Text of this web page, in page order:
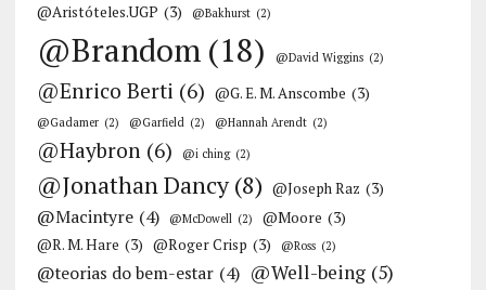
@Aristóteles.UGP (3) @Bakhurst (2)
@Brandom (18) @David Wiggins (2)
@Enrico Berti (6) @G. E. M. Anscombe (3)
@Gadamer (2) @Garfield (2) @Hannah Arendt (2)
@Haybron (6) @i ching (2)
@Jonathan Dancy (8) @Joseph Raz (3)
@Macintyre (4) @McDowell (2) @Moore (3)
@R. M. Hare (3) @Roger Crisp (3) @Ross (2)
@teorias do bem-estar (4) @Well-being (5)